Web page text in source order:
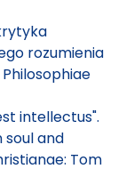
rozumienia
intellectus".
and
Tom